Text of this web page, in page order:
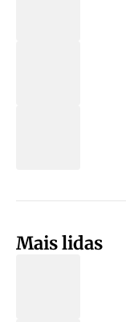
Mais lidas